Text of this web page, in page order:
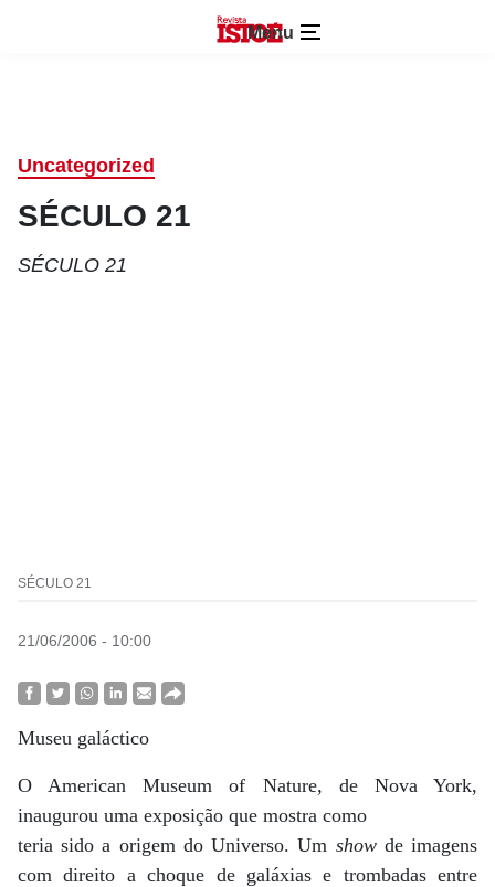
Menu
Uncategorized
SÉCULO 21
SÉCULO 21
SÉCULO 21
21/06/2006 - 10:00
Museu galáctico
O American Museum of Nature, de Nova York,
inaugurou uma exposição que mostra como
teria sido a origem do Universo. Um showde imagens
com direito a choque de galáxias e trombadas entre